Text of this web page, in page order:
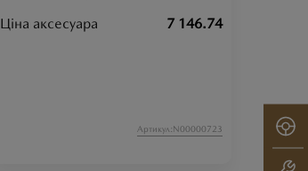
Ціна аксесуара 7 146.74
Артикул:N00000723